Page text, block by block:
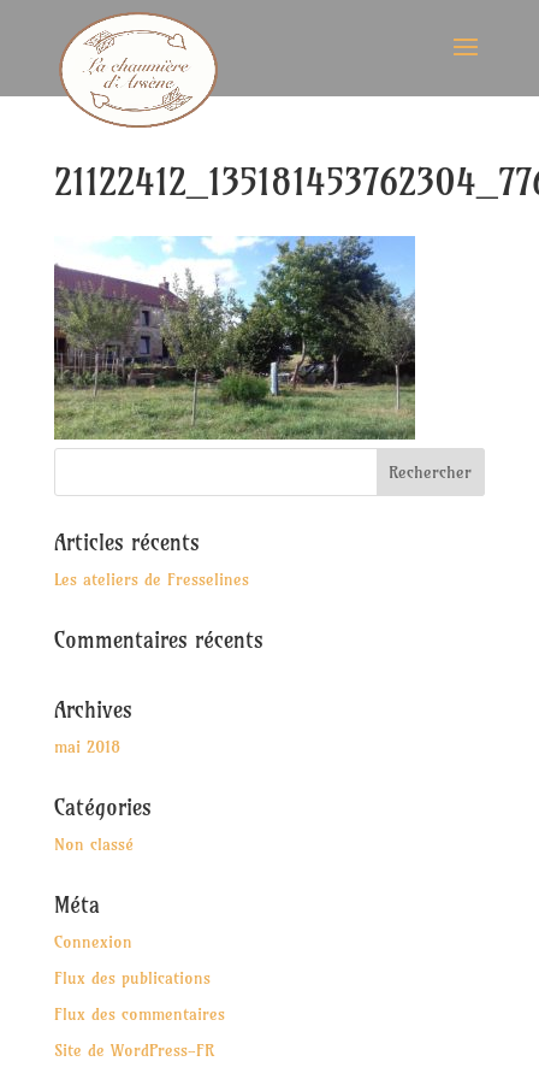
Articles récents
Les ateliers de Fresselines
Commentaires récents
Archives
mai 2018
Catégories
Non classé
Méta
Connexion
Flux des publications
Flux des commentaires
Site de WordPress-FR